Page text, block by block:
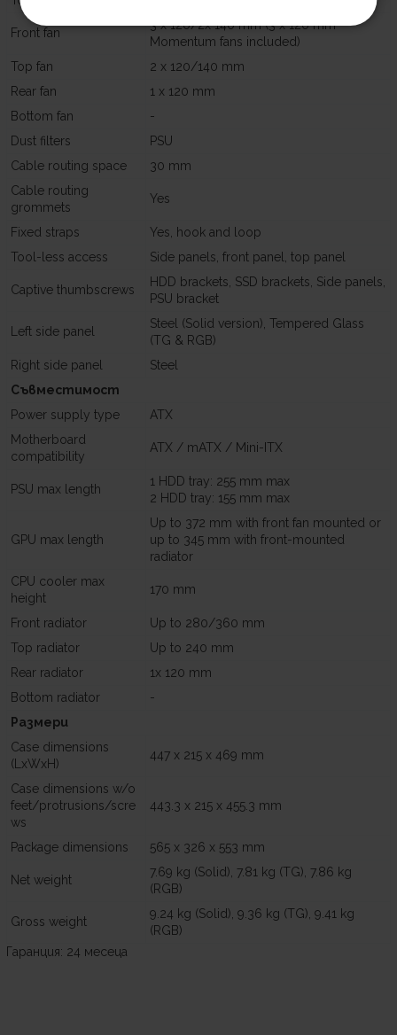
Front fan
3 x 120/2x 140 mm (3 x 120 mm
Momentum fans included)
Top fan
2 x 120/140 mm
Rear fan
1 x 120 mm
Bottom fan
-
Dust filters
PSU
Cable routing space
30 mm
Cable routing
grommets
Yes
Fixed straps
Yes, hook and loop
Tool-less access
Side panels, front panel, top panel
Captive thumbscrews
HDD brackets, SSD brackets, Side panels,
PSU bracket
Left side panel
Steel (Solid version), Tempered Glass
(TG & RGB)
Right side panel
Steel
Съвместимост
Power supply type
ATX
Motherboard
compatibility
ATX / mATX / Mini-ITX
PSU max length
1 HDD tray: 255 mm max
2 HDD tray: 155 mm max
GPU max length
Up to 372 mm with front fan mounted or
up to 345 mm with front-mounted
radiator
CPU cooler max
height
170 mm
Front radiator
Up to 280/360 mm
Top radiator
Up to 240 mm
Rear radiator
1x 120 mm
Bottom radiator
-
Размери
Case dimensions
(LxWxH)
447 x 215 x 469 mm
Case dimensions w/o
feet/protrusions/scre
ws
443.3 x 215 x 455.3 mm
Package dimensions 565 x 326 x 553 mm
Net weight
7.69 kg (Solid), 7.81 kg (TG), 7.86 kg
(RGB)
Gross weight
9.24 kg (Solid), 9.36 kg (TG), 9.41 kg
(RGB)
Гаранция: 24 месеца